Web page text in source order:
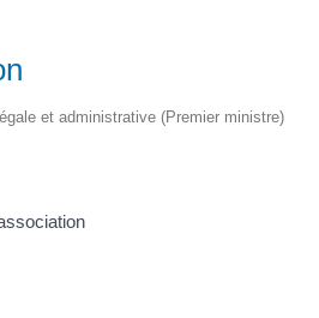
et administrative (Premier ministre)